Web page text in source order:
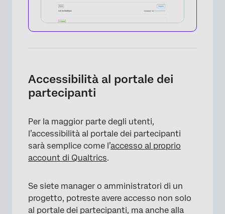
Accessibilità al portale dei
partecipanti
Per la maggior parte degli utenti,
l’accessibilità al portale dei partecipanti
sarà semplice come l’accesso al proprio
account di Qualtrics.
Se siete manager o amministratori di un
progetto, potreste avere accesso non solo
al portale dei partecipanti, ma anche alla